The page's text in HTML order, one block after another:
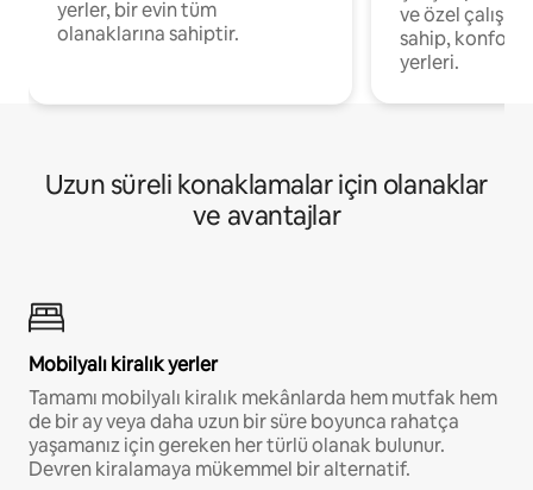
yerler, bir evin tüm
olanaklarına sahiptir.
ve özel
sahip,
yerleri.
Uzun süreli konaklamalar için olanaklar
ve avantajlar
Mobilyalı kiralık yerler
Tamamı mobilyalı kiralık mekânlarda hem mutfak hem
de bir ay veya daha uzun bir süre boyunca rahatça
yaşamanız için gereken her türlü olanak bulunur.
Devren kiralamaya mükemmel bir alternatif.